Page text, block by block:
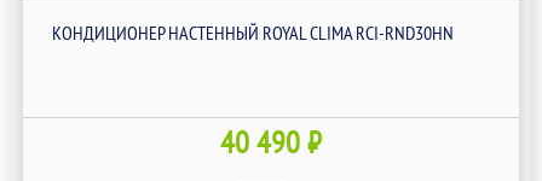
КОНДИЦИОНЕР НАСТЕННЫЙ ROYAL CLIMA RCI-RND30HN
40 490 ₽